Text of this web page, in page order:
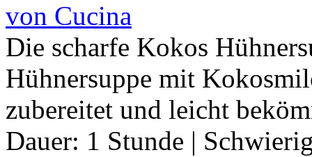
von Cucina
Die scharfe Kokos
Hühnersuppe mit
zubereitet und leicht
Dauer: 1 Stunde |